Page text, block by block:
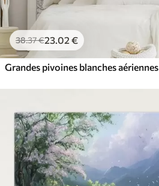
38.37€23.02 €
Grandes pivoines blanches aériennes